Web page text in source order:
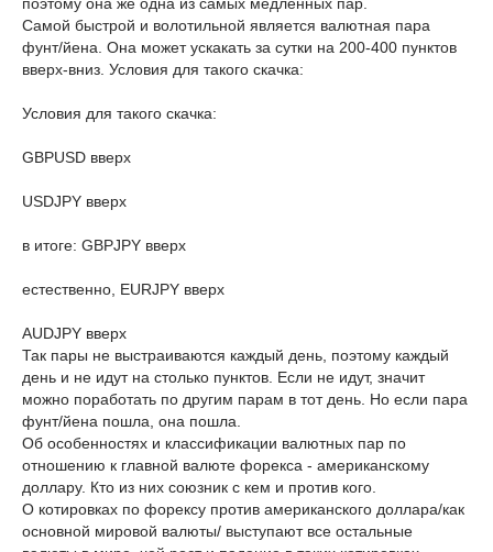
Самой быстрой и волотильной является валютная пара
фунт/йена. Она может ускакать за сутки на 200-400 пунктов
вверх-вниз. Условия для такого скачка:
Условия для такого скачка:
GBPUSD вверх
USDJPY вверх
в итоге: GBPJPY вверх
естественно, EURJPY вверх
AUDJPY вверх
Так пары не выстраиваются каждый день, поэтому каждый
день и не идут на столько пунктов. Если не идут, значит
можно поработать по другим парам в тот день. Но если пара
фунт/йена пошла, она пошла.
Об особенностях и классификации валютных пар по
отношению к главной валюте форекса - американскому
доллару. Кто из них союзник с кем и против кого.
О котировках по форексу против американского доллара/как
основной мировой валюты/ выступают все остальные